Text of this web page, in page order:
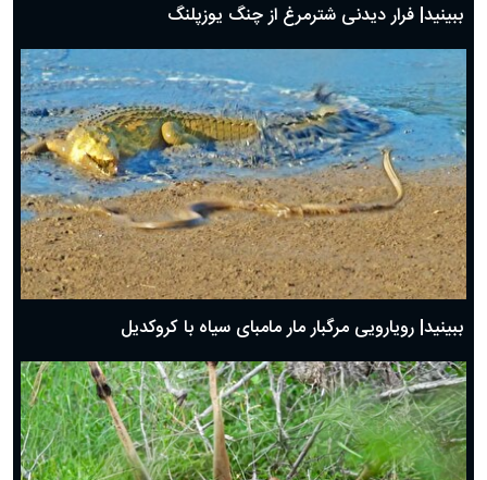
ببینید| فرار دیدنی شترمرغ از چنگ یوزپلنگ
ببینید| رویارویی مرگبار مار مامبای سیاه با کروکدیل